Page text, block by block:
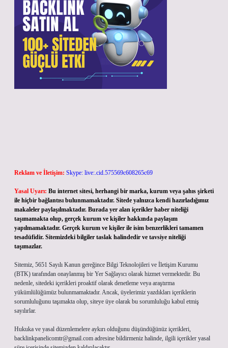
Reklam ve İletişim: Skype: live:.cid.575569c608265c69
Yasal Uyarı: Bu internet sitesi, herhangi bir marka, kurum veya şahıs şirketi
ile hiçbir bağlantısı bulunmamaktadır. Sitede yalnızca kendi hazırladığımız
makaleler paylaşılmaktadır. Burada yer alan içerikler haber niteliği
taşımamakta olup, gerçek kurum ve kişiler hakkında paylaşım
yapılmamaktadır. Gerçek kurum ve kişiler ile isim benzerlikleri tamamen
tesadüfidir. Sitemizdeki bilgiler taslak halindedir ve tavsiye niteliği
taşımazlar.
Sitemiz, 5651 Sayılı Kanun gereğince Bilgi Teknolojileri ve İletişim Kurumu
(BTK) tarafından onaylanmış bir Yer Sağlayıcı olarak hizmet vermektedir. Bu
nedenle, sitedeki içerikleri proaktif olarak denetleme veya araştırma
yükümlülüğümüz bulunmamaktadır. Ancak, üyelerimiz yazdıkları içeriklerin
sorumluluğunu taşımakta olup, siteye üye olarak bu sorumluluğu kabul etmiş
sayılırlar.
Hukuka ve yasal düzenlemelere aykırı olduğunu düşündüğünüz içerikleri,
backlinkpanelicomtr@gmail.com adresine bildirmeniz halinde, ilgili içerikler yasal